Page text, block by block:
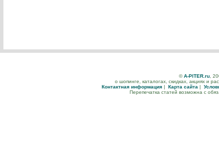
©A-PITER.ru,
о шопинге, каталогах, скидках, акциях и
Контактная информация | Карта сайта |
Перепечатка статей возможна с